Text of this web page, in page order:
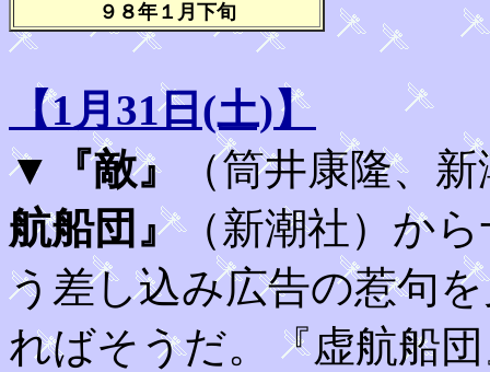
９８年１月下旬
【1月31日(土)】
▼
『敵』
（筒井康隆、
航船団』（新潮社）か
う差し込み広告の惹句
ればそうだ。『虚航船